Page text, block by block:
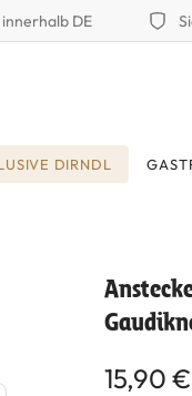
DE
DIRNDL
15,90